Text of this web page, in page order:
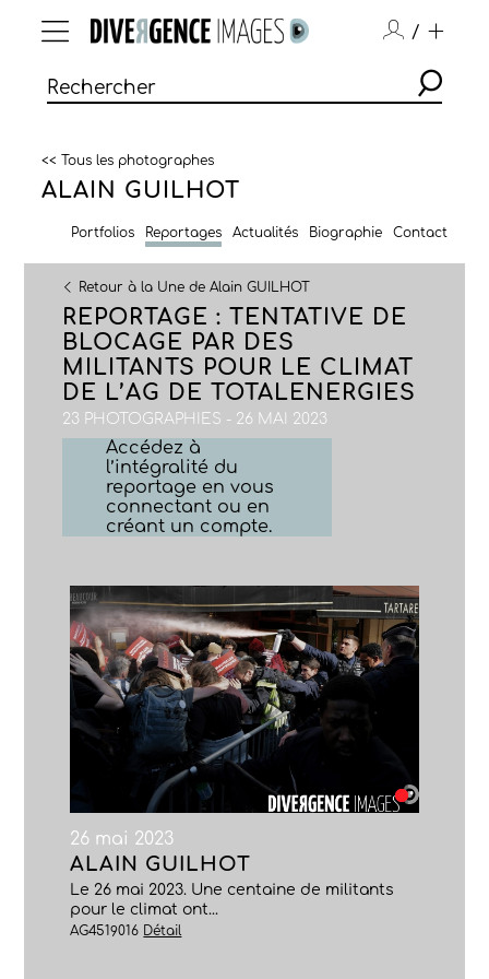
/
<< Tous les photographes
ALAIN GUILHOT
Portfolios Reportages Actualités Biographie Contact
Retour à la Une de Alain GUILHOT
REPORTAGE : TENTATIVE DE
BLOCAGE PAR DES
MILITANTS POUR LE CLIMAT
DE L’AG DE TOTALENERGIES
23 PHOTOGRAPHIES - 26 MAI 2023
Accédez à
l’intégralité du
reportage en vous
connectant ou en
créant un compte.
26 mai 2023
ALAIN GUILHOT
Le 26 mai 2023. Une centaine de militants
pour le climat ont...
AG4519016 Détail